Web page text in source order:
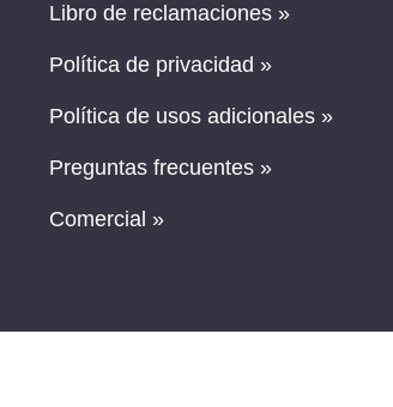
Libro de reclamaciones »
Política de privacidad »
Política de usos adicionales »
Preguntas frecuentes »
Comercial »